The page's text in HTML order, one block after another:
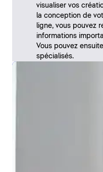
visualiser vos
la conception de
ligne, vous pouvez
informations
Vous pouvez
spécialisés.